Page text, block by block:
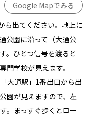
Google Mapでみる
ら出てください。地上に
公園に沿って（大通公
。ひとつ信号を渡ると
門学校が見えます。
大通駅」1番出口から出
園が見えますので、左
。まっすぐ歩くとロー